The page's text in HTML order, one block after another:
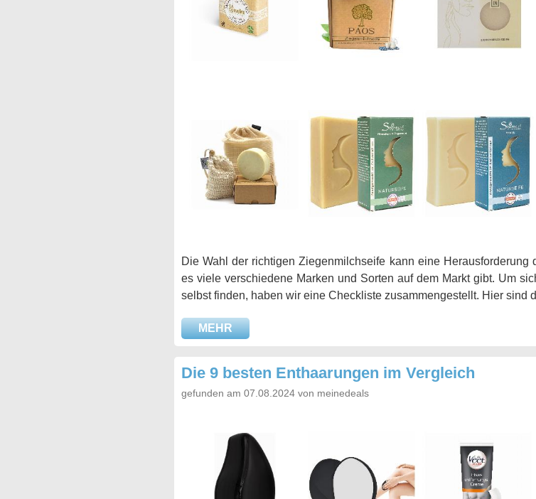
Die Wahl der richtigen Ziegenmilchseife kann eine
es viele verschiedene Marken und Sorten auf dem Markt gibt. Um
selbst finden, haben wir eine Checkliste zusammengestellt. Hier sind
MEHR
Die 9 besten Enthaarungen im Vergleich
gefunden am 07.08.2024 von meinedeals